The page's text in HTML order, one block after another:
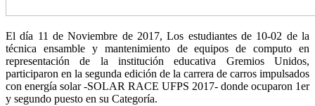
El día 11 de Noviembre de 2017, Los estudiantes de 10-02 de la
técnica ensamble y mantenimiento de equipos de computo en
representación de la institución educativa Gremios Unidos,
participaron en la segunda edición de la carrera de carros impulsados
con energía solar -SOLAR RACE UFPS 2017- donde ocuparon 1er
y segundo puesto en su Categoría.